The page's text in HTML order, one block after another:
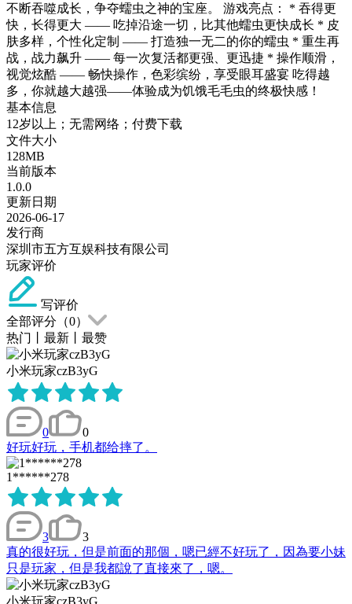
不断吞噬成长，争夺蠕虫之神的宝座。 游戏亮点： * 吞得更
快，长得更大 —— 吃掉沿途一切，比其他蠕虫更快成长 * 皮
肤多样，个性化定制 —— 打造独一无二的你的蠕虫 * 重生再
战，战力飙升 —— 每一次复活都更强、更迅捷 * 操作顺滑，
视觉炫酷 —— 畅快操作，色彩缤纷，享受眼耳盛宴 吃得越
多，你就越大越强——体验成为饥饿毛毛虫的终极快感！
基本信息
12岁以上；无需网络；付费下载
文件大小
128MB
当前版本
1.0.0
更新日期
2026-06-17
发行商
深圳市五方互娱科技有限公司
玩家评价
写评价
全部评分（0）
热门
最新 最赞
小米玩家czB3yG
0
0
好玩好玩，手机都给摔了。
1******278
3
3
真的很好玩，但是前面的那個，嗯已經不好玩了，因為要小妹
只是玩家，但是我都說了直接來了，嗯。
小米玩家czB3yG